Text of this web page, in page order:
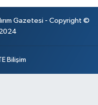
Gazetesi - Copyright ©
Bilişim